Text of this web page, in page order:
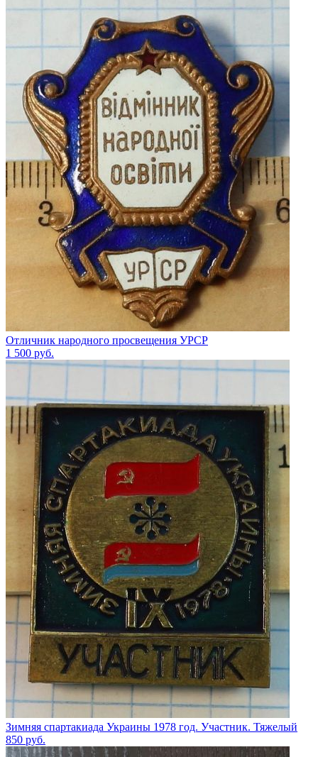
Отличник народного просвещения УРСР
1 500 руб.
Зимняя спартакиада Украины 1978 год. Участник. Тяжелый
850 руб.